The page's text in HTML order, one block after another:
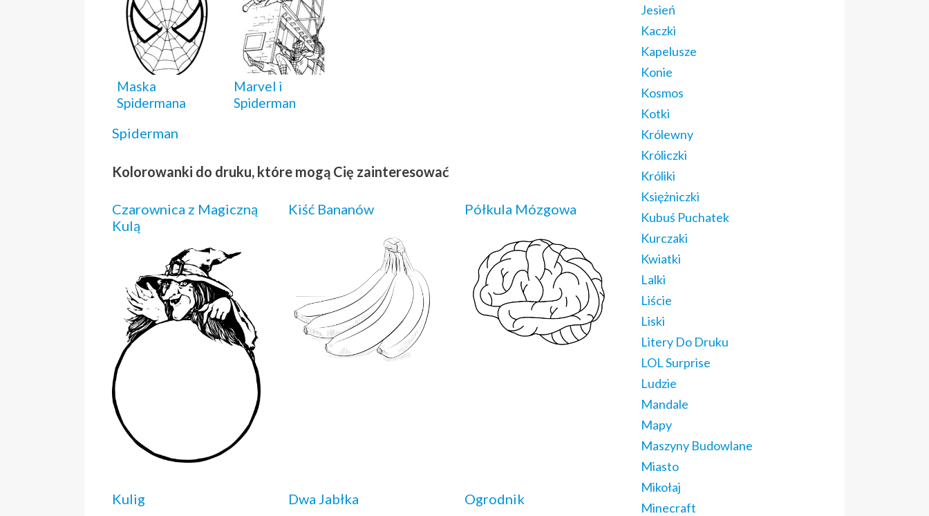
Maska
Spidermana
Marvel i
Spiderman
Spiderman
Kolorowanki do druku, które mogą Cię zainteresować
Czarownica z Magiczną
Kulą
Kiść Bananów Półkula Mózgowa
Kulig Dwa Jabłka Ogrodnik
Jesień
Kaczki
Kapelusze
Konie
Kosmos
Kotki
Królewny
Króliczki
Króliki
Księżniczki
Kubuś Puchatek
Kurczaki
Kwiatki
Lalki
Liście
Liski
Litery Do Druku
LOL Surprise
Ludzie
Mandale
Mapy
Maszyny Budowlane
Miasto
Mikołaj
Minecraft